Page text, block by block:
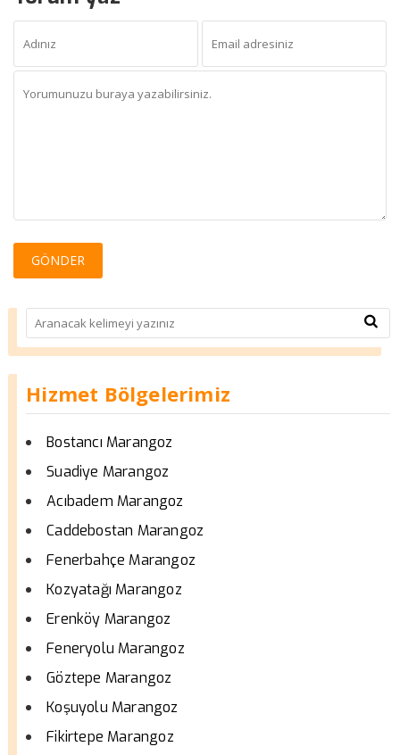
Hizmet Bölgelerimiz
Bostancı Marangoz
Suadiye Marangoz
Acıbadem Marangoz
Caddebostan Marangoz
Fenerbahçe Marangoz
Kozyatağı Marangoz
Erenköy Marangoz
Feneryolu Marangoz
Göztepe Marangoz
Koşuyolu Marangoz
Fikirtepe Marangoz